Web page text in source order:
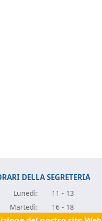
DELLA SEGRETERIA
Lunedì:
11 - 13
Martedì:
16 - 18